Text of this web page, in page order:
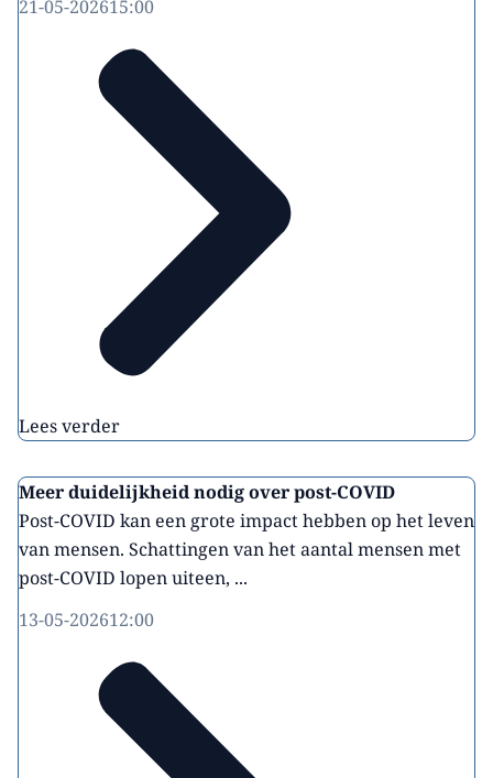
21-05-202615:00
Lees verder
Meer duidelijkheid nodig over post-COVID
Post-COVID kan een grote impact hebben op het leven
van mensen. Schattingen van het aantal mensen met
post-COVID lopen uiteen, ...
13-05-202612:00